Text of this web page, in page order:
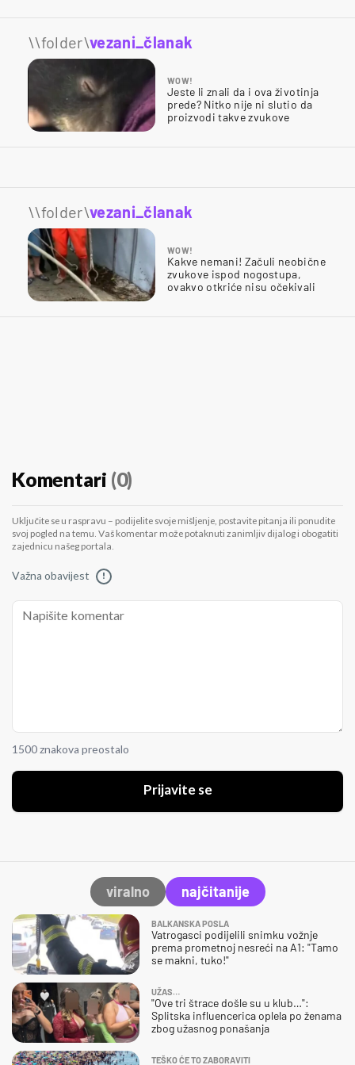
\\folder\vezani_članak
WOW!
Jeste li znali da i ova životinja
prede? Nitko nije ni slutio da
proizvodi takve zvukove
\\folder\vezani_članak
WOW!
Kakve nemani! Začuli neobične
zvukove ispod nogostupa,
ovakvo otkriće nisu očekivali
Komentari (0)
Uključite se u raspravu – podijelite svoje mišljenje, postavite pitanja ili ponudite
svoj pogled na temu. Vaš komentar može potaknuti zanimljiv dijalog i obogatiti
zajednicu našeg portala.
Važna obavijest !
1500 znakova preostalo
Prijavite se
viralno najčitanije
BALKANSKA POSLA
Vatrogasci podijelili snimku vožnje
prema prometnoj nesreći na A1: "Tamo
se makni, tuko!"
UŽAS…
"Ove tri štrace došle su u klub…":
Splitska influencerica oplela po ženama
zbog užasnog ponašanja
TEŠKO ĆE TO ZABORAVITI